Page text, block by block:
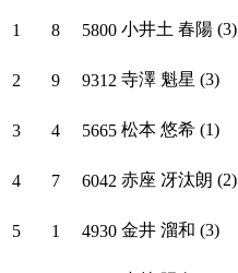
1 8 5800 小井土 春陽 (3)
2 9 9312 寺澤 魁星 (3)
3 4 5665 松本 悠希 (1)
4 7 6042 赤座 冴汰朗 (2)
5 1 4930 金井 溜和 (3)